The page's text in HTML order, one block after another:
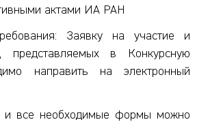
актами ИА РАН
Заявку на участие и
представляемых в Конкурсную
направить на электронный
и все необходимые формы можно